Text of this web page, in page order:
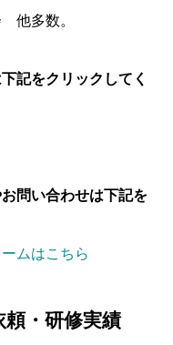
他多数。
記をクリックしてく
問い合わせは下記を
ムはこちら
・研修実績